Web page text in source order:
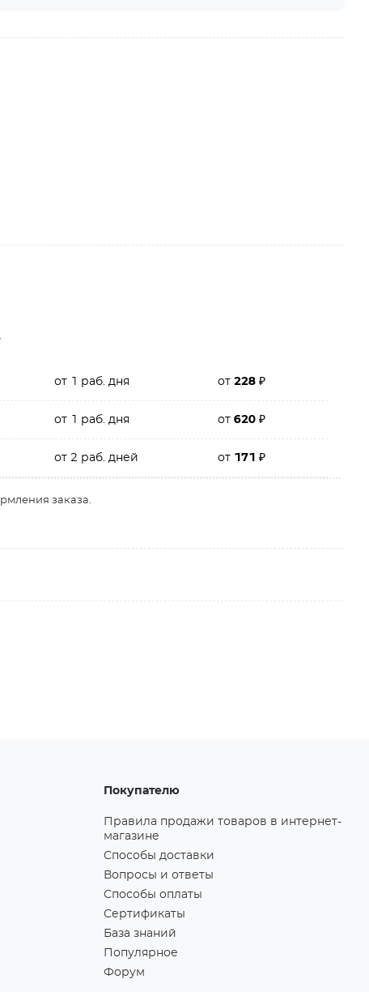
от 1 раб. дня от228₽
от 1 раб. дня от620₽
от 2 раб. дней от 171₽
заказа.
Покупателю
Правила продажи товаров в интернет-
магазине
Способы доставки
Вопросы и ответы
Способы оплаты
Сертификаты
База знаний
Популярное
Форум